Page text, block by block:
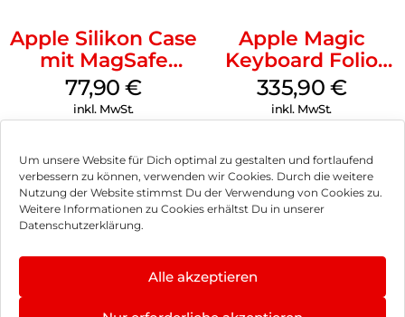
Um unsere Website für Dich optimal zu gestalten und fortlaufend
verbessern zu können, verwenden wir Cookies. Durch die weitere
Nutzung der Website stimmst Du der Verwendung von Cookies zu.
Weitere Informationen zu Cookies erhältst Du in unserer
Datenschutzerklärung.
Alle akzeptieren
Apple Silikon Case
mit MagSafe
iPhone 14 Pro
(PRODUCT)RED
77,90€
inkl. MwSt.
Apple Magic
Keyboard Folio
iPad 10.9″ (10.Gen.)
Weiß
335,90 €
inkl. MwSt.
Impressum